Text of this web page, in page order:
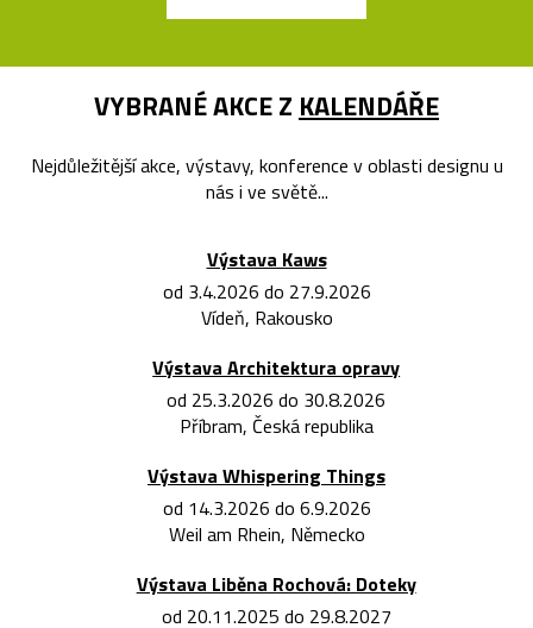
VYBRANÉ AKCE Z KALENDÁŘE
Nejdůležitější akce, výstavy, konference v oblasti designu u
nás i ve světě...
Výstava Kaws
od 3.4.2026 do 27.9.2026
Vídeň, Rakousko
Výstava Architektura opravy
od 25.3.2026 do 30.8.2026
Příbram, Česká republika
Výstava Whispering Things
od 14.3.2026 do 6.9.2026
Weil am Rhein, Německo
Výstava Liběna Rochová: Doteky
od 20.11.2025 do 29.8.2027